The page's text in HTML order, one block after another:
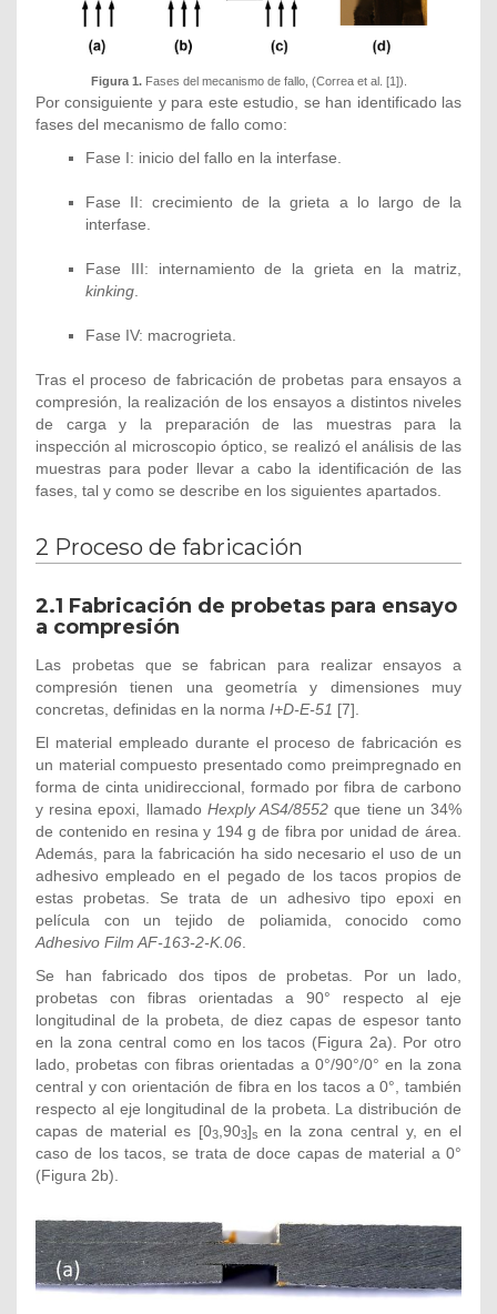
Figura 1.Fases del mecanismo de fallo, (Correa et al. [1]).
Por consiguiente y para este estudio, se han identificado las
fases del mecanismo de fallo como:
Fase I: inicio del fallo en la interfase.
Fase II: crecimiento de la grieta a lo largo de la
interfase.
Fase III: internamiento de la grieta en la matriz,
kinking.
Fase IV: macrogrieta.
Tras el proceso de fabricación de probetas para ensayos a
compresión, la realización de los ensayos a distintos niveles
de carga y la preparación de las muestras para la
inspección al microscopio óptico, se realizó el análisis de las
muestras para poder llevar a cabo la identificación de las
fases, tal y como se describe en los siguientes apartados.
2 Proceso de fabricación
2.1 Fabricación de probetas para ensayo
a compresión
Las probetas que se fabrican para realizar ensayos a
compresión tienen una geometría y dimensiones muy
concretas, definidas en la norma I+D-E-51 [7].
El material empleado durante el proceso de fabricación es
un material compuesto presentado como preimpregnado en
forma de cinta unidireccional, formado por fibra de carbono
y resina epoxi, llamado Hexply AS4/8552 que tiene un 34%
de contenido en resina y 194 g de fibra por unidad de área.
Además, para la fabricación ha sido necesario el uso de un
adhesivo empleado en el pegado de los tacos propios de
estas probetas. Se trata de un adhesivo tipo epoxi en
película con un tejido de poliamida, conocido como
Adhesivo Film AF-163-2-K.06
Se han fabricado dos tipos de probetas. Por un lado,
probetas con fibras orientadas a 90° respecto al eje
longitudinal de la probeta, de diez capas de espesor tanto
en la zona central como en los tacos (Figura 2a). Por otro
lado, probetas con fibras orientadas a 0°/90°/0° en la zona
central y con orientación de fibra en los tacos a 0°, también
respecto al eje longitudinal de la probeta. La distribución de
capas de material es [03,903]sen la zona central y, en el
caso de los tacos, se trata de doce capas de material a 0°
(Figura 2b).